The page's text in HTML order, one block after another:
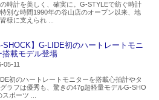
時計を美しく、確実に。G-STYLEで紡ぐ時計
別な時間1990年の谷山店のオープン以来、地
様に支えられ ...
SHOCK】G-LIDE初のハートレートモニ
搭載モデル登場
05-11
初のハートレートモニターを搭載心拍計やタ
ラフは優秀も、驚きの47g超軽量モデルG-SHO
スポーツ ...